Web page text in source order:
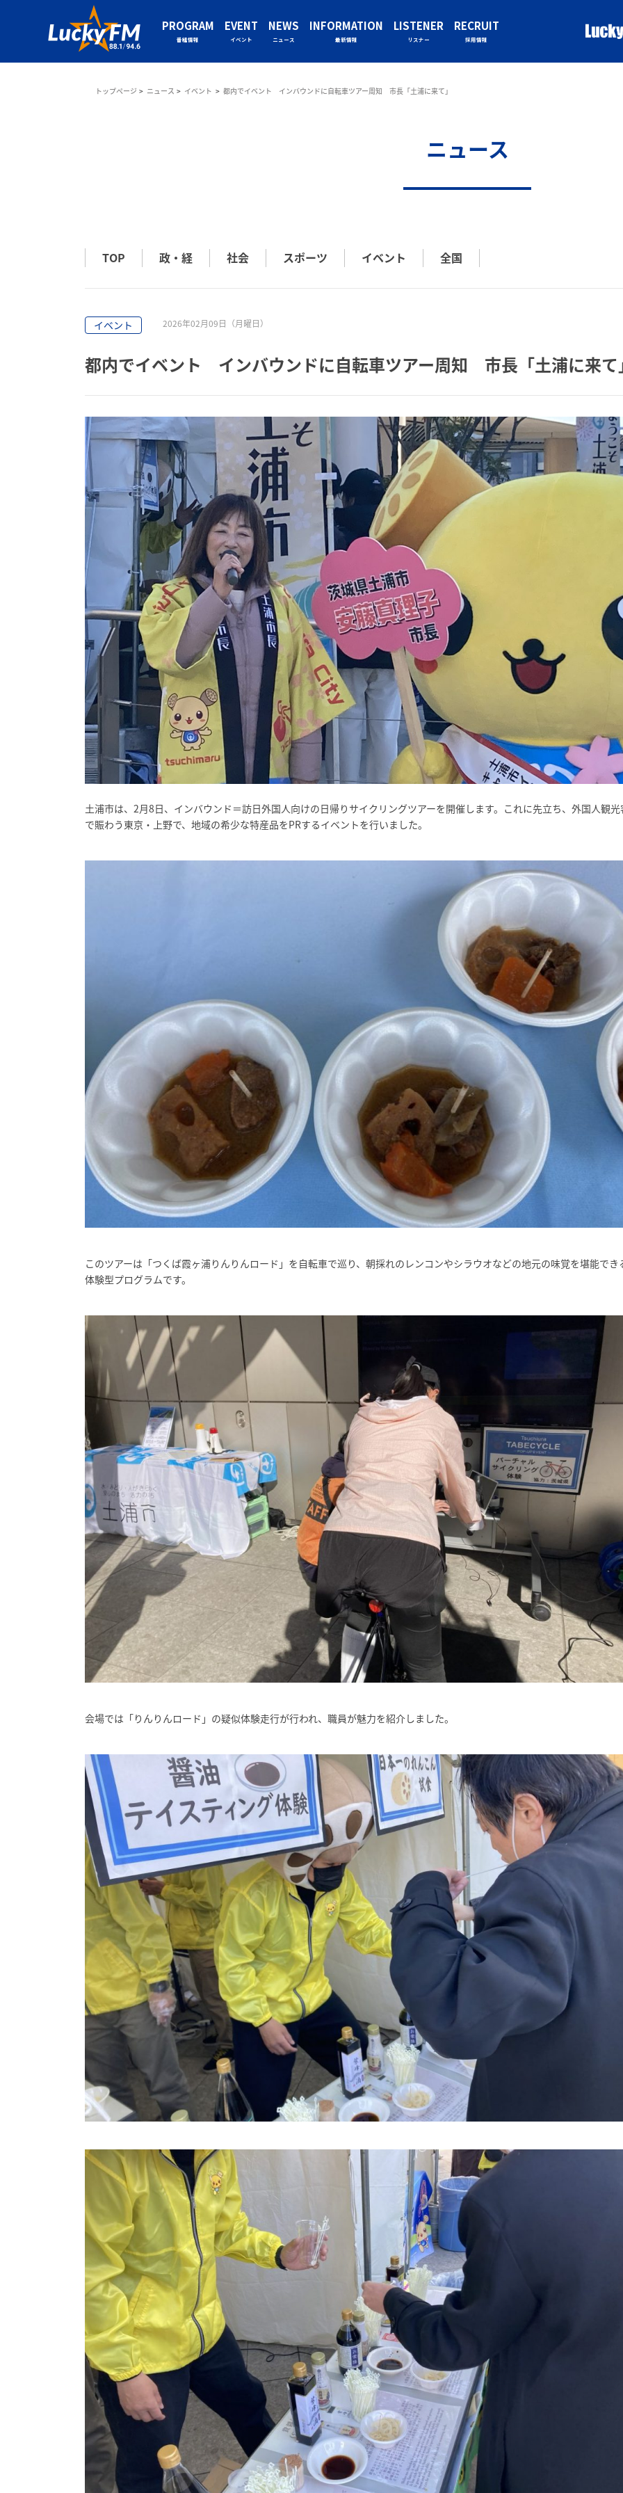
PROGRAM
番組情報
EVENT
イベント
NEWS
ニュース
INFORMATION
最新情報
LISTENER
リスナー
RECRUIT
採用情報
トップページ ニュース イベント 都内でイベント インバウンドに自転車ツアー周知 市長「土浦に来て」
ニュース
TOP 政・経 社会 スポーツ イベント 全国
イベント 2026年02月09日（月曜日）
都内でイベント インバウンドに自転車ツアー周知 市長「土浦に来て
土浦市は、2月8日、インバウンド＝訪日外国人向けの日帰りサイクリングツアーを開催します。これに先立ち、外国人観光
で賑わう東京・上野で、地域の希少な特産品をPRするイベントを行いました。
このツアーは「つくば霞ヶ浦りんりんロード」を自転車で巡り、朝採れのレンコンやシラウオなどの地元の味覚を堪能でき
体験型プログラムです。
会場では「りんりんロード」の疑似体験走行が行われ、職員が魅力を紹介しました。